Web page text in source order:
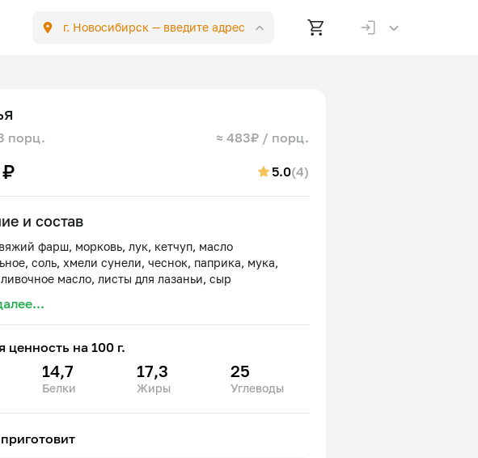
г. Новосибирск — введите адрес
порц. ≈ 483₽ / порц.
5.0(4)
и состав
фарш, морковь, лук, кетчуп, масло
соль, хмели сунели, чеснок, паприка, мука,
ценность на 100 г.
14,7
Белки
17,3
Жиры
25
Углеводы